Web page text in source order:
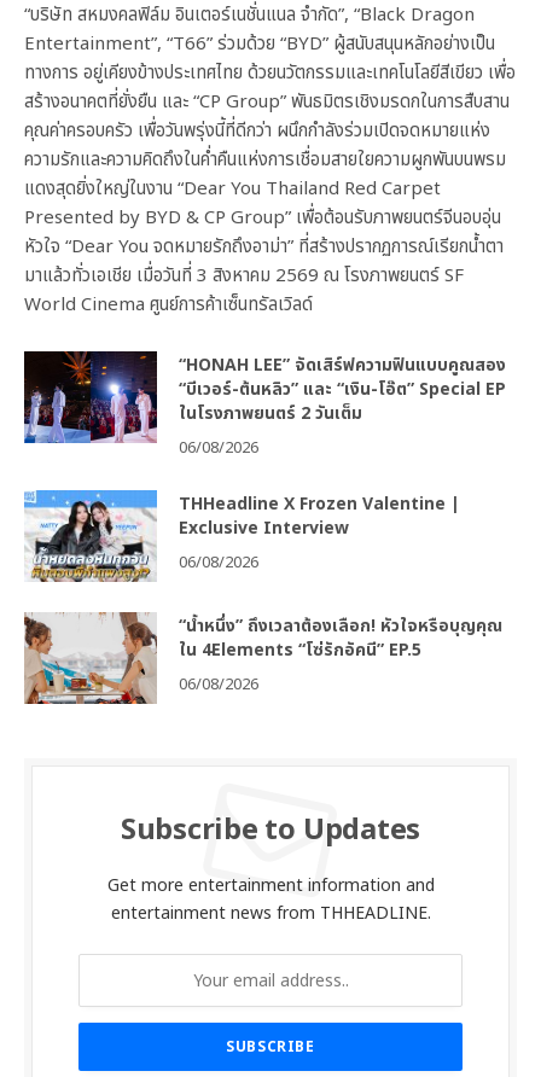
“บริษัท สหมงคลฟิล์ม อินเตอร์เนชั่นแนล จำกัด”, “Black Dragon
Entertainment”, “T66” ร่วมด้วย “BYD” ผู้สนับสนุนหลักอย่างเป็น
ทางการ อยู่เคียงข้างประเทศไทย ด้วยนวัตกรรมและเทคโนโลยีสีเขียว เพื่อ
สร้างอนาคตที่ยั่งยืน และ “CP Group” พันธมิตรเชิงมรดกในการสืบสาน
คุณค่าครอบครัว เพื่อวันพรุ่งนี้ที่ดีกว่า ผนึกกำลังร่วมเปิดจดหมายแห่ง
ความรักและความคิดถึงในค่ำคืนแห่งการเชื่อมสายใยความผูกพันบนพรม
แดงสุดยิ่งใหญ่ในงาน “Dear You Thailand Red Carpet
Presented by BYD & CP Group” เพื่อต้อนรับภาพยนตร์จีนอบอุ่น
หัวใจ “Dear You จดหมายรักถึงอาม่า” ที่สร้างปรากฏการณ์เรียกน้ำตา
มาแล้วทั่วเอเชีย เมื่อวันที่ 3 สิงหาคม 2569 ณ โรงภาพยนตร์ SF
World Cinema ศูนย์การค้าเซ็นทรัลเวิลด์
“HONAH LEE” จัดเสิร์ฟความฟินแบบคูณสอง
“บีเวอร์-ต้นหลิว” และ “เงิน-โอ๊ต” Special EP
ในโรงภาพยนตร์ 2 วันเต็ม
06/08/2026
THHeadline X Frozen Valentine |
Exclusive Interview
06/08/2026
“น้ำหนึ่ง” ถึงเวลาต้องเลือก! หัวใจหรือบุญคุณ
ใน 4Elements “โซ่รักอัคนี” EP.5
06/08/2026
Subscribe to Updates
Get more entertainment information and
entertainment news from THHEADLINE.